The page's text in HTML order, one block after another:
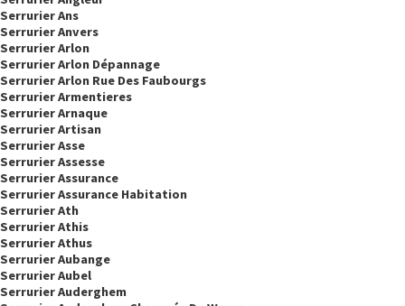
Serrurier Ans
Serrurier Anvers
Serrurier Arlon
Serrurier Arlon Dépannage
Serrurier Arlon Rue Des Faubourgs
Serrurier Armentieres
Serrurier Arnaque
Serrurier Artisan
Serrurier Asse
Serrurier Assesse
Serrurier Assurance
Serrurier Assurance Habitation
Serrurier Ath
Serrurier Athis
Serrurier Athus
Serrurier Aubange
Serrurier Aubel
Serrurier Auderghem